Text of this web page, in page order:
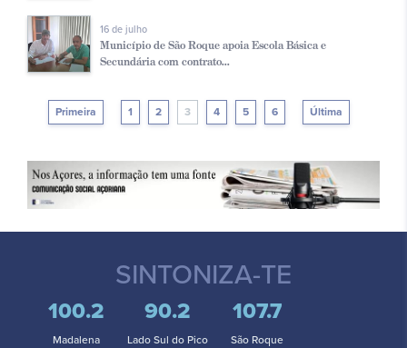
16 de julho
Município de São Roque apoia Escola Básica e
Secundária com contrato...
Primeira 1 2 3 4 5 6 Última
SINTONIZA-TE
100.2
Madalena
90.2
Lado Sul do Pico
107.7
São Roque